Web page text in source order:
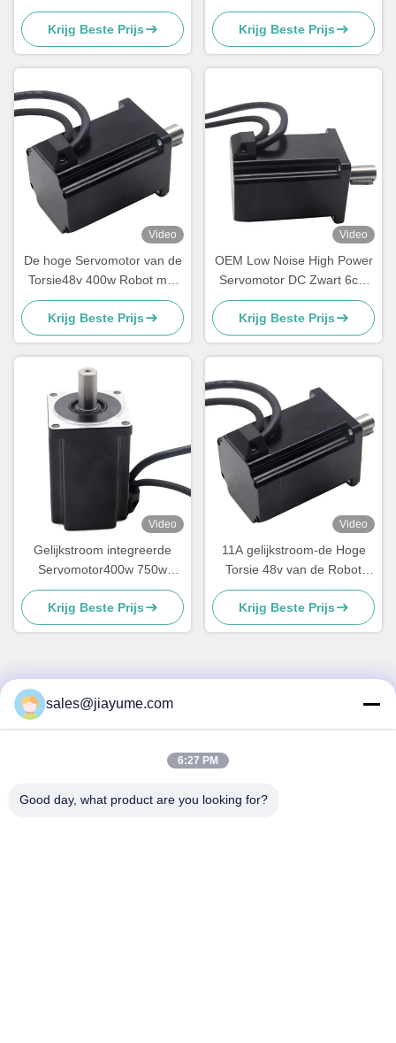
400W 750W 1000W voor
Robotachtige Industrie
Krijg Beste Prijs
voor Robot
Krijg Beste Prijs
Video
De hoge Servomotor van de
Torsie48v 400w Robot met
Stijgende Codeur
Krijg Beste Prijs
Video
OEM Low Noise High Power
Servomotor DC Zwart 6cm
48v 400w
Krijg Beste Prijs
Video
Gelijkstroom integreerde
Servomotor400w 750w
1000w Servomotor met 17
Beetjes Codeur
Krijg Beste Prijs
Video
11A gelijkstroom-de Hoge
Torsie 48v van de Robot
Servomotor met Stijgende
Codeur Servomotor
Krijg Beste Prijs
Snel contact
Gemeenschap, Xin een ‚Straat, Bao ‚een District, Shenzhen-
sales@jiayume.com
6:27 PM
Good day, what product are you looking for?